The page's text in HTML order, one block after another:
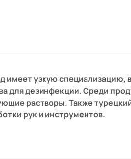
имеет узкую специализацию,
для дезинфекции. Среди
растворы. Также
рук и инструментов.
проводится в клиниках и